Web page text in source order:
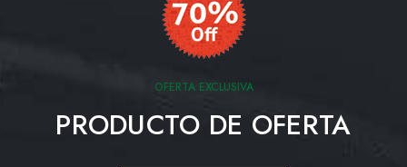
OFERTA EXCLUSIVA
PRODUCTO DE OFERTA